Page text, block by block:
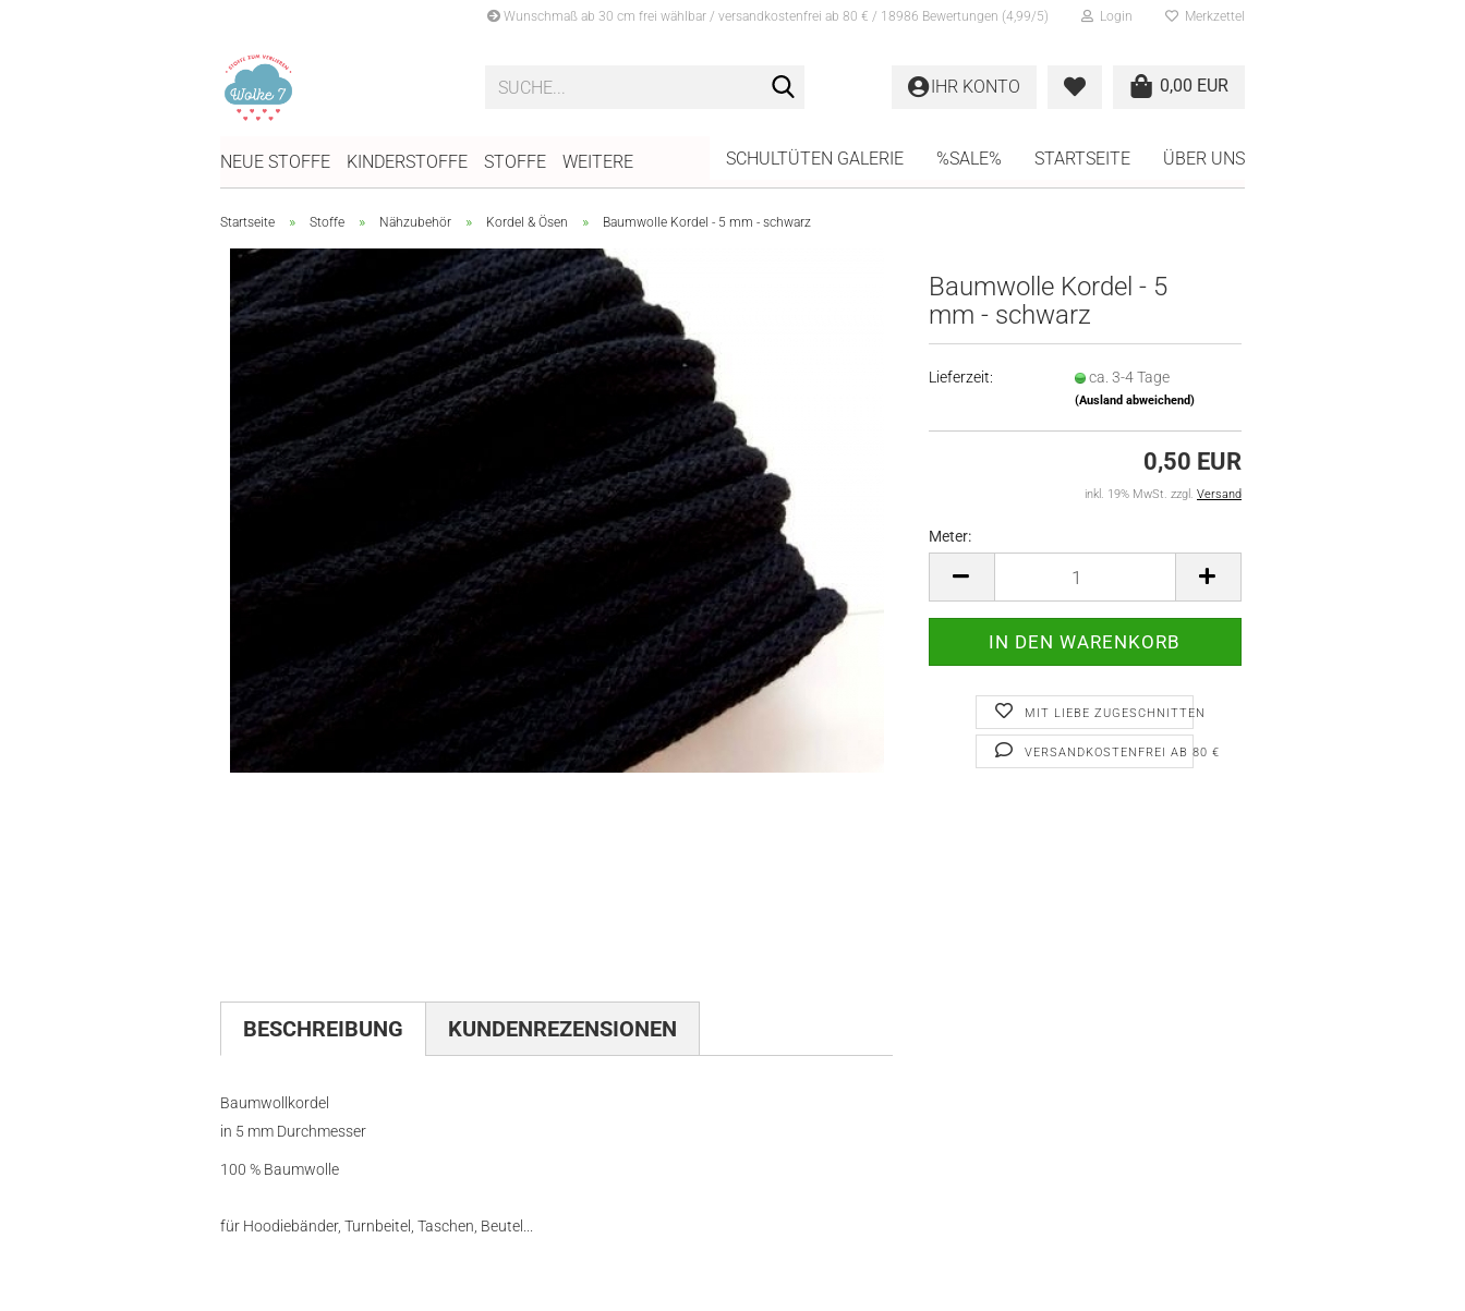
Wunschmaß ab 30 cm frei wählbar / versandkostenfrei ab 80 € / 18986 Bewertungen (4,99/5) Login Merkzettel
0,00 EUR
IHR KONTO
NEUE STOFFE KINDERSTOFFE STOFFE SCHULTÜTEN GALERIE %SALE% STARTSEITE ÜBER UNS
WEITERE
Startseite » Stoffe » Nähzubehör » Kordel & Ösen » Baumwolle Kordel - 5 mm - schwarz
Baumwolle Kordel - 5
mm - schwarz
Lieferzeit: ca. 3-4 Tage
(Ausland abweichend)
0,50 EUR
inkl. 19% MwSt. zzgl. Versand
Meter:
Meter
MIT LIEBE ZUGESCHNITTEN
VERSANDKOSTENFREI AB 80 €
BESCHREIBUNG KUNDENREZENSIONEN
Baumwollkordel
in 5 mm Durchmesser
100 % Baumwolle
für Hoodiebänder, Turnbeitel, Taschen, Beutel...